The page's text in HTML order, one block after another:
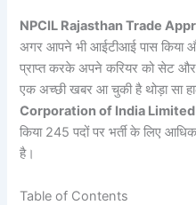
NPCIL Rajasthan Trade
अगर आपने भी आईटीआई पास किया
प्राप्त करके अपने करियर को सेट
एक अच्छी खबर आ चुकी है थोड़ा सा
Corporation of India Limited
किया 245 पदों पर भर्ती के लिए
है।
Table of Contents